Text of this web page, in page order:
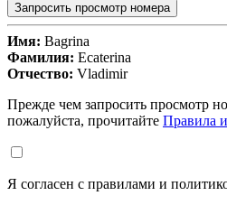
Запросить просмотр номера
Имя: Bagrina
Фамилия: Ecaterina
Отчество: Vladimir
Прежде чем запросить просмотр
пожалуйста, прочитайте Правила
Я согласен с правилами и